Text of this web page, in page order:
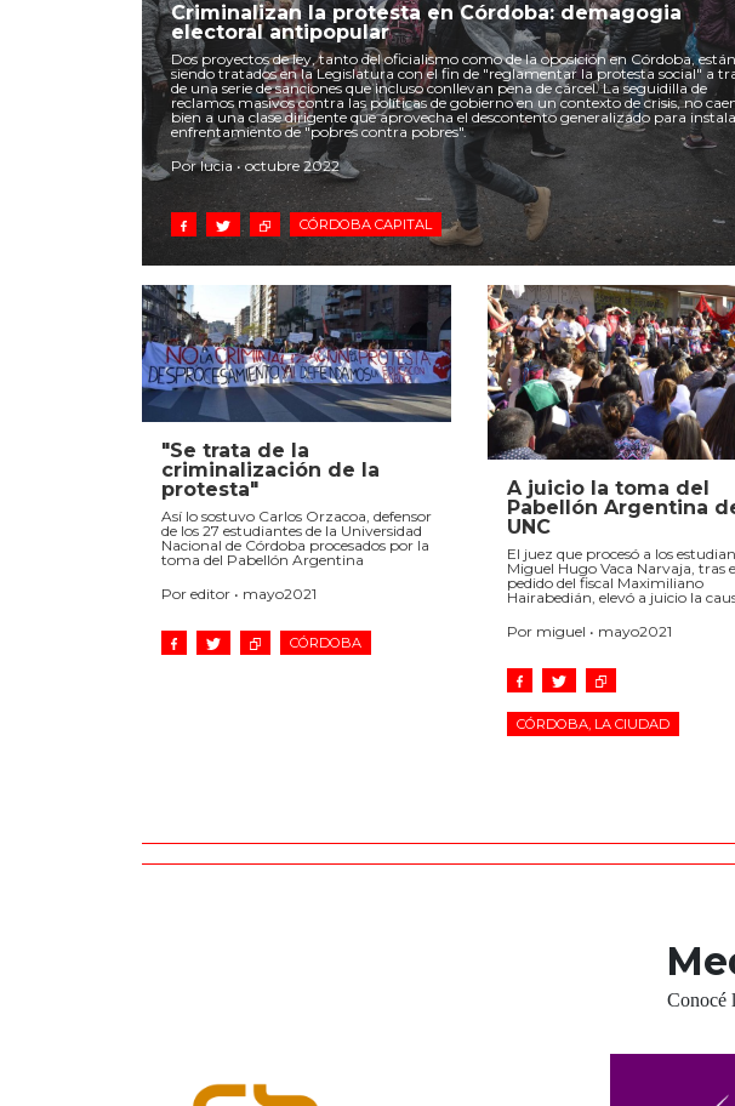
Criminalizan la protesta en Córdoba: demagogia
electoral antipopular
Dos proyectos de ley, tanto del oficialismo como de la oposición en Córdoba, están
siendo tratados en la Legislatura con el fin de "reglamentar la protesta social" a
de una serie de sanciones que incluso conllevan pena de cárcel. La seguidilla de
reclamos masivos contra las políticas de gobierno en un contexto de crisis, no
bien a una clase dirigente que aprovecha el descontento generalizado para
enfrentamiento de "pobres contra pobres".
Por lucia • octubre 2022
CÓRDOBA CAPITAL
"Se trata de la
criminalización de la
protesta"
Así lo sostuvo Carlos Orzacoa, defensor
de los 27 estudiantes de la Universidad
Nacional de Córdoba procesados por la
toma del Pabellón Argentina
Por editor • mayo2021
CÓRDOBA
A juicio la toma del
Pabellón Argentina
UNC
El juez que procesó a los
Miguel Hugo Vaca Narvaja, tras
pedido del fiscal Maximiliano
Hairabedián, elevó a juicio la
Por miguel • mayo2021
CÓRDOBA, LA CIUDAD
Conocé